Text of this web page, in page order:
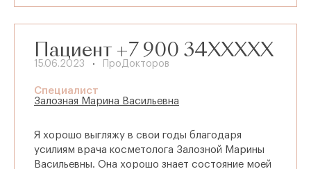
Спасибо большое.
Пациент +7 900 34XXXXX
15.06.2023 ПроДокторов
Специалист
Залозная Марина Васильевна
Я хорошо выгляжу в свои годы благодаря
усилиям врача косметолога Залозной Марины
Васильевны. Она хорошо знает состояние моей